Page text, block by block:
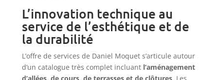
L’innovation technique au
service de l’esthétique et de
la durabilité
L’offre de services de Daniel Moquet s’articule autour
d’un catalogue très complet incluant l’aménagement